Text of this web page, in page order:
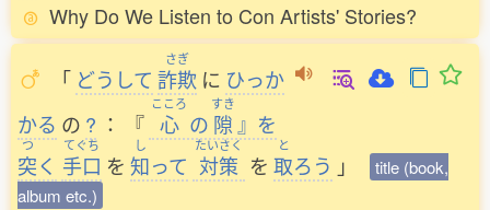
Why Do We Listen to Con Artists' Stories?
「 どうして
さぎ
詐欺 に ひっか
かる の ? ： 『
こころ
心 の
すき
隙』を
つ
突く
てぐち
手口 を
し
知って
たいさく
対策 を
と
取ろう 」
title (book,
album etc.)